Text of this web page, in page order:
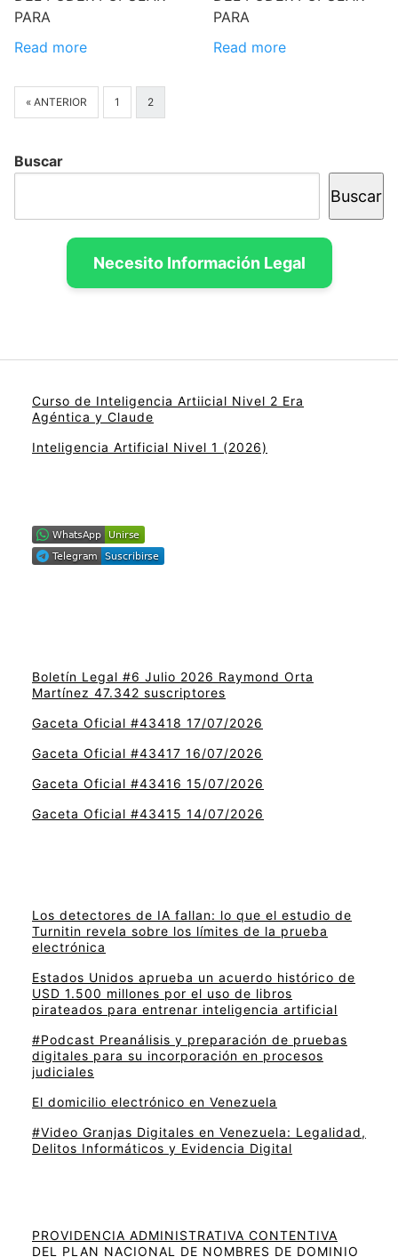
PARA
Read more
PARA
Read more
« ANTERIOR 1 2
Buscar
Buscar
Necesito Información Legal
Curso de Inteligencia Artiicial Nivel 2 Era
Agéntica y Claude
Inteligencia Artificial Nivel 1 (2026)
Boletín Legal #6 Julio 2026 Raymond Orta
Martínez 47.342 suscriptores
Gaceta Oficial #43418 17/07/2026
Gaceta Oficial #43417 16/07/2026
Gaceta Oficial #43416 15/07/2026
Gaceta Oficial #43415 14/07/2026
Los detectores de IA fallan: lo que el estudio de
Turnitin revela sobre los límites de la prueba
electrónica
Estados Unidos aprueba un acuerdo histórico de
USD 1.500 millones por el uso de libros
pirateados para entrenar inteligencia artificial
#Podcast Preanálisis y preparación de pruebas
digitales para su incorporación en procesos
judiciales
El domicilio electrónico en Venezuela
#Video Granjas Digitales en Venezuela: Legalidad,
Delitos Informáticos y Evidencia Digital
PROVIDENCIA ADMINISTRATIVA CONTENTIVA
DEL PLAN NACIONAL DE NOMBRES DE DOMINIO